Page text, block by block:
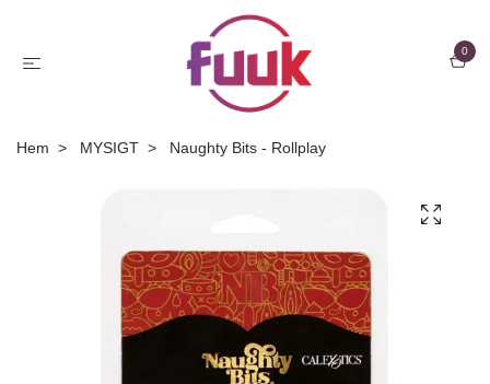
0
Hem MYSIGT Naughty Bits - Rollplay